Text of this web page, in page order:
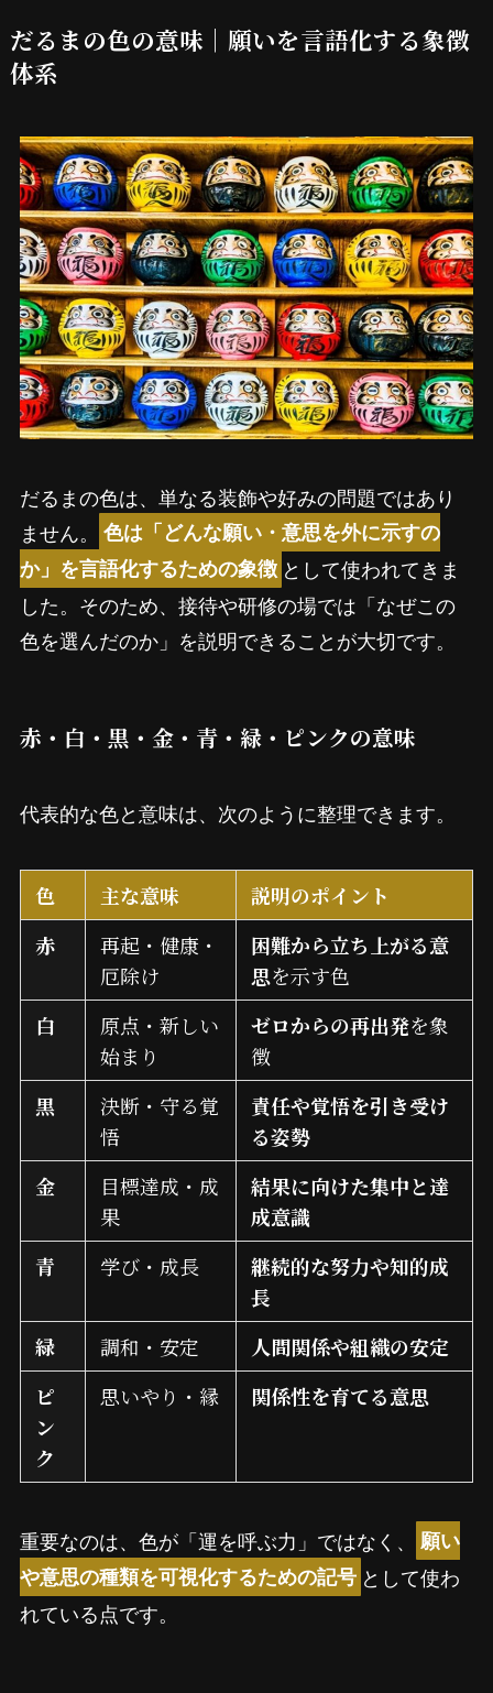
だるまの色の意味｜願いを言語化する象徴
体系
だるまの色は、単なる装飾や好みの問題ではあり
ません。
色は「どんな願い・意思を外に示すの
か」を言語化するための象徴 として使われてきま
した。そのため、接待や研修の場では「なぜこの
色を選んだのか」を説明できることが大切です。
赤・白・黒・金・青・緑・ピンクの意味
代表的な色と意味は、次のように整理できます。
色 主な意味
説明のポイント
赤
再起・健康・
厄除け
困難から立ち上がる意
思を示す色
白
原点・新しい
始まり
ゼロからの再出発を象
徴
黒
決断・守る覚
悟
責任や覚悟を引き受け
る姿勢
金
目標達成・成
果
結果に向けた集中と達
成意識
青
学び・成長
継続的な努力や知的成
長
緑
調和・安定
人間関係や組織の安定
ピ
ン
ク
思いやり・縁 関係性を育てる意思
重要なのは、色が「運を呼ぶ力」ではなく、
願い
や意思の種類を可視化するための記号 として使わ
れている点です。